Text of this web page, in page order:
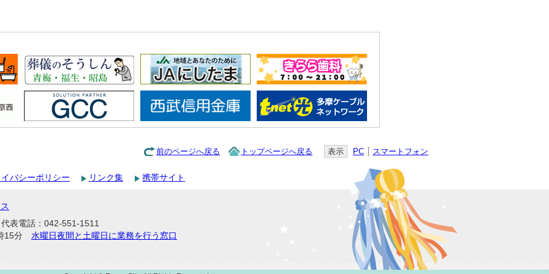
前のページへ戻る トップページへ戻る 表示 PC スマートフォン
バシーポリシー リンク集 携帯サイト
表電話：042-551-1511
15分 水曜日夜間と土曜日に業務を行う窓口